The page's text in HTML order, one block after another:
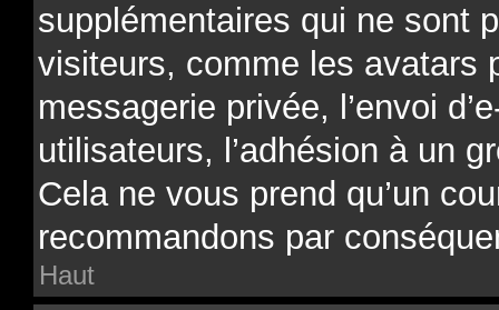
supplémentaires qui ne sont
visiteurs, comme les avatars
messagerie privée, l’envoi
utilisateurs, l’adhésion à un
Cela ne vous prend qu’un
recommandons par
Haut